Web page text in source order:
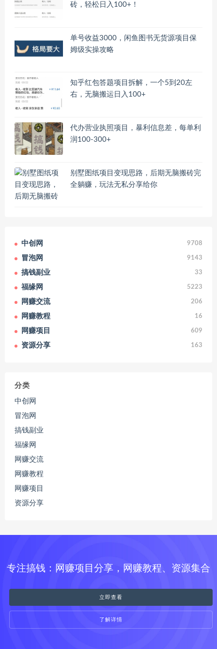
砖，轻松日入100+！
单号收益3000，闲鱼图书无货源项目保
姆级实操攻略
知乎红包答题项目拆解，一个5到20左
右，无脑搬运日入100+
代办营业执照项目，暴利信息差，每单利
润100-300+
别墅图纸项目变现思路，后期无脑搬砖完
全躺赚，玩法无私分享给你
中创网 9708
冒泡网 9143
搞钱副业 33
福缘网 5223
网赚交流 206
网赚教程 16
网赚项目 609
资源分享 163
分类
中创网
冒泡网
搞钱副业
福缘网
网赚交流
网赚教程
网赚项目
资源分享
专注搞钱：网赚项目分享，网赚教程、资源集合
立即查看
了解详情